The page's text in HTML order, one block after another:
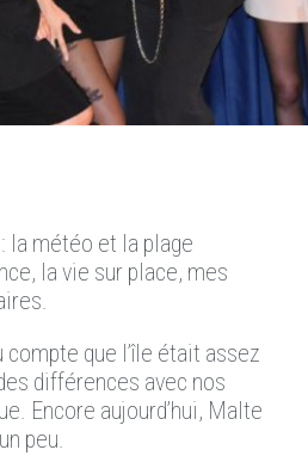
la météo et la plage
la vie sur place, mes
que l’île était assez
différences avec nos
Encore aujourd’hui, Malte
peu.